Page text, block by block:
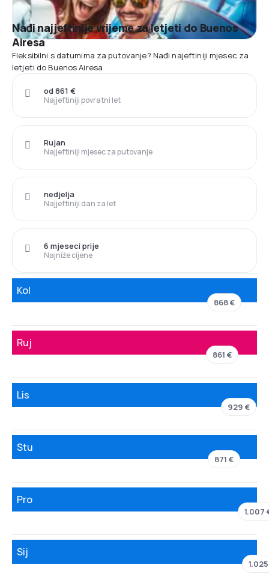
Nađi najjeftinije vrijeme za letjeti do Buenos
Airesa
Fleksibilni s datumima za putovanje? Nađi najeftiniji mjesec za
letjeti do Buenos Airesa
Najjeftiniji povratni let
od 861 €
Najjeftiniji mjesec za putovanje
Rujan
Najjeftiniji dan za let
nedjelja
Najniže cijene
6 mjeseci prije
Kol
868 €
Ruj
861 €
Lis
929 €
Stu
871 €
Pro
1.007
Sij